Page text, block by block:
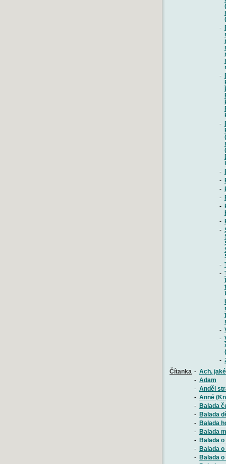
-
-
-
-
-
-
-
-
-
-
-
-
-
-
-
-
Čítanka - Ach,
- Adam
- Anděl
- Anně
- Balada
- Balada
- Balada
- Balada
- Balada
- Balada
- Balada